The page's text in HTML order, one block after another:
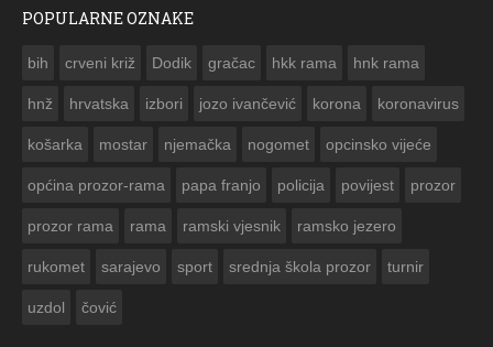
POPULARNE OZNAKE
bih crveni križ Dodik gračac hkk rama hnk rama
hnž hrvatska izbori jozo ivančević korona koronavirus
košarka mostar njemačka nogomet opcinsko vijeće
općina prozor-rama papa franjo policija povijest prozor
prozor rama rama ramski vjesnik ramsko jezero
rukomet sarajevo sport srednja škola prozor turnir
uzdol čović